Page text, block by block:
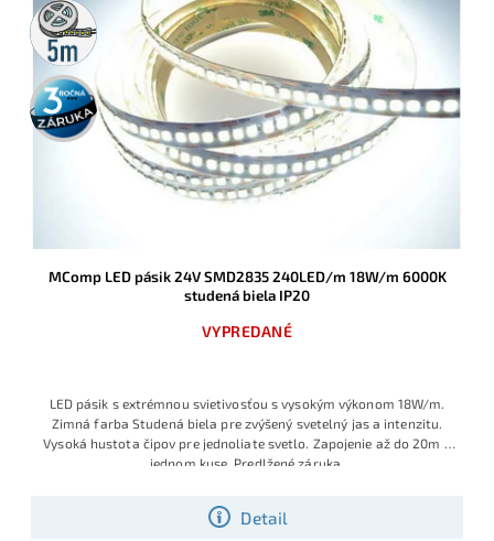
5m
rolka
3 roky
záruka
MComp LED pásik 24V SMD2835 240LED/m 18W/m 6000K
studená biela IP20
VYPREDANÉ
Detail
LED pásik s extrémnou svietivosťou s vysokým výkonom 18W/m.
Zimná farba Studená biela pre zvýšený svetelný jas a intenzitu.
Vysoká hustota čipov pre jednoliate svetlo. Zapojenie až do 20m v
jednom kuse. Predlžené záruka.